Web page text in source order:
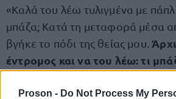
Proson - Do Not Process My
«Καλά του λέω τυλιγμένα με
μπάζα; Κατά τη μεταφορά μέσα
βγήκε το πόδι της θείας μου.
έντρομος και να του λέω: τι